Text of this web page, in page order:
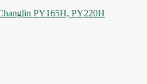
PY165H, PY220H